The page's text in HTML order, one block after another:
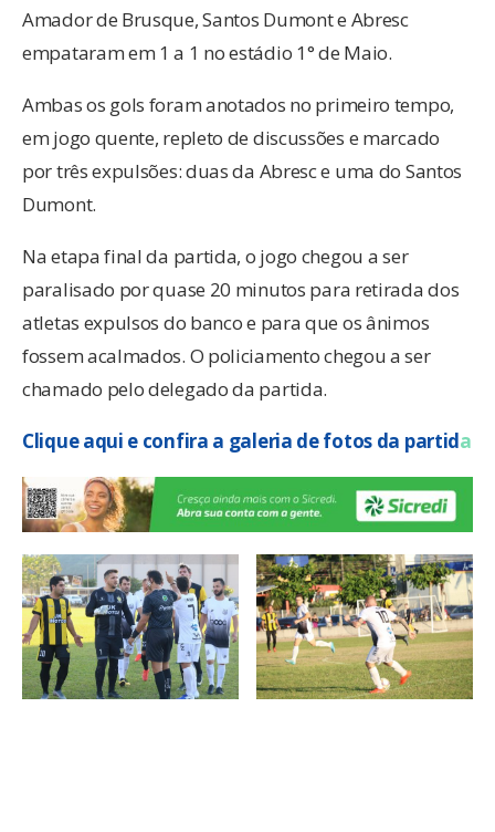
Amador de Brusque, Santos Dumont e Abresc
empataram em 1 a 1 no estádio 1° de Maio.
Ambas os gols foram anotados no primeiro tempo,
em jogo quente, repleto de discussões e marcado
por três expulsões: duas da Abresc e uma do Santos
Dumont.
Na etapa final da partida, o jogo chegou a ser
paralisado por quase 20 minutos para retirada dos
atletas expulsos do banco e para que os ânimos
fossem acalmados. O policiamento chegou a ser
chamado pelo delegado da partida.
Clique aqui e confira a galeria de fotos da partida